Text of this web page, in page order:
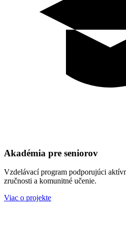
Akadémia pre seniorov
Vzdelávací program podporujúci
zručnosti a komunitné učenie.
Viac o projekte